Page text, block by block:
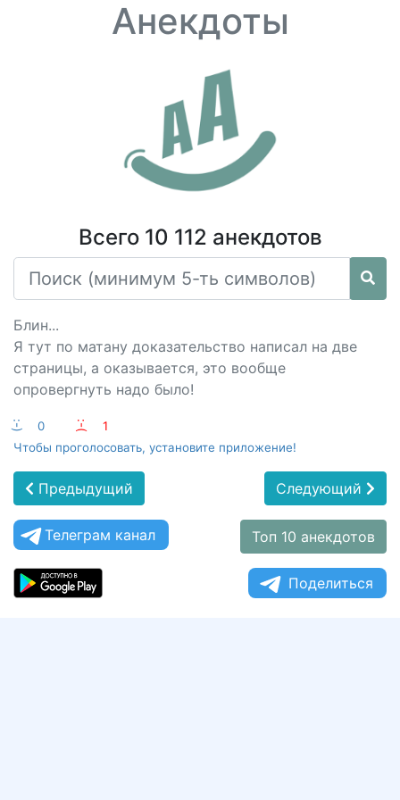
Анекдоты
Всего 10 112 анекдотов
Блин...
Я тут по матану доказательство написал на две
страницы, а оказывается, это вообще
опровергнуть надо было!
:-) 0 :-(
1
Чтобы проголосовать, установите приложение!
Предыдущий Следующий
Телеграм канал Топ 10 анекдотов
Поделиться